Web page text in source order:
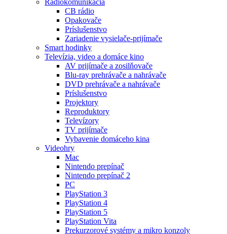
CB rádio
Opakovače
Príslušenstvo
Zariadenie vysielače-prijímače
Smart hodinky
Televízia, video a domáce kino
AV prijímače a zosilňovače
Blu-ray prehrávače a nahrávače
DVD prehrávače a nahrávače
Príslušenstvo
Projektory
Reproduktory
Televízory
TV prijímače
Vybavenie domáceho kina
Videohry
Mac
Nintendo prepínač
Nintendo prepínač 2
PC
PlayStation 3
PlayStation 4
PlayStation 5
PlayStation Vita
Prekurzorové systémy a mikro konzoly